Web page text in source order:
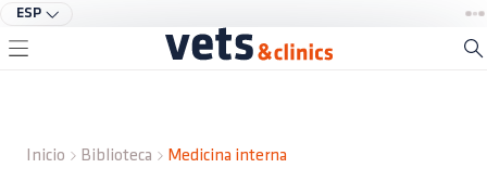
ESP
Inicio Biblioteca Medicina interna